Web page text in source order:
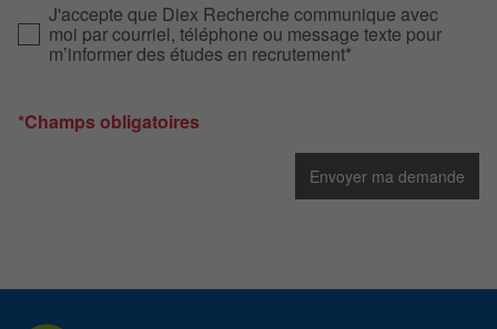
J'accepte que Diex Recherche communique avec
moi par courriel, téléphone ou message texte pour
m’informer des études en recrutement*
*Champs obligatoires